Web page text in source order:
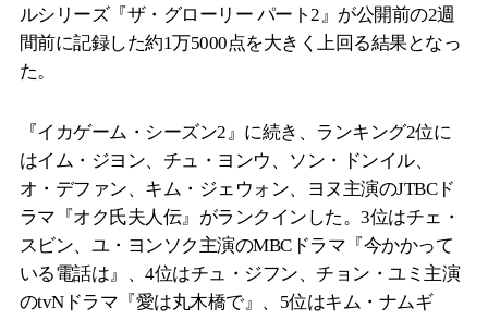
ルシリーズ『ザ・グローリー パート2』が公開前の2週
間前に記録した約1万5000点を大きく上回る結果となっ
た。
『イカゲーム・シーズン2』に続き、ランキング2位に
はイム・ジヨン、チュ・ヨンウ、ソン・ドンイル、
オ・デファン、キム・ジェウォン、ヨヌ主演のJTBCド
ラマ『オク氏夫人伝』がランクインした。3位はチェ・
スビン、ユ・ヨンソク主演のMBCドラマ『今かかって
いる電話は』、4位はチュ・ジフン、チョン・ユミ主演
のtvNドラマ『愛は丸木橋で』、5位はキム・ナムギ